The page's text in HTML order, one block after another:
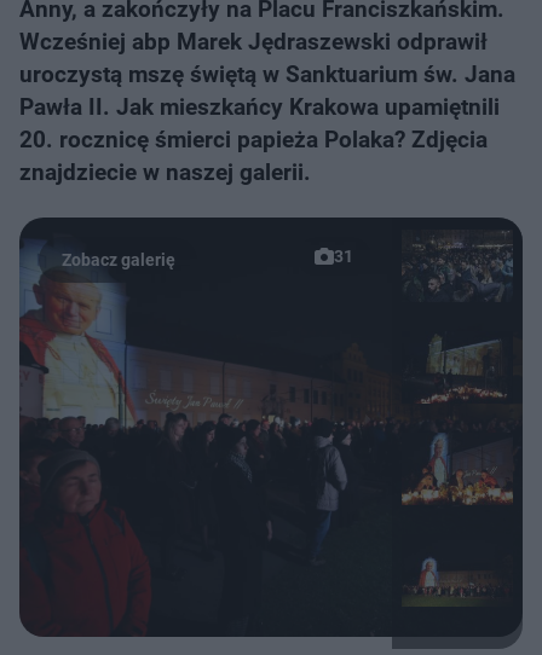
Anny, a zakończyły na Placu Franciszkańskim.
Wcześniej abp Marek Jędraszewski odprawił
uroczystą mszę świętą w Sanktuarium św. Jana
Pawła II. Jak mieszkańcy Krakowa upamiętnili
20. rocznicę śmierci papieża Polaka? Zdjęcia
znajdziecie w naszej galerii.
31